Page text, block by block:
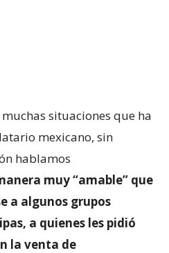
situaciones que ha
mexicano, sin
hablamos
muy “amable” que
a algunos grupos
a quienes les pidió
la venta de